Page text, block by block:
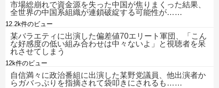
市場総崩れで資金源を失った中国が焦りまくった結果、
全世界の中国系組織が連鎖破綻する可能性が……
12.2k件のビュー
某バラエティに出演した偏差値70エリート軍団、「こん
な好感度の低い組み合わせは中々ないよ」と視聴者を呆
れさせてしまう
12k件のビュー
自信満々に政治番組に出演した某野党議員、他出演者か
らガバっぷりを指摘されて袋叩きにされるも……